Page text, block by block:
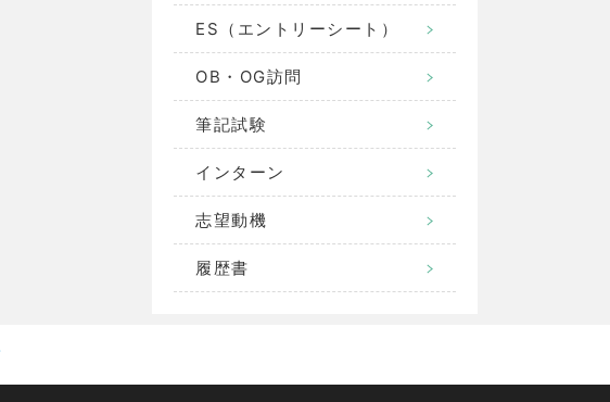
ES（エントリーシート）
OB・OG訪問
筆記試験
インターン
志望動機
履歴書